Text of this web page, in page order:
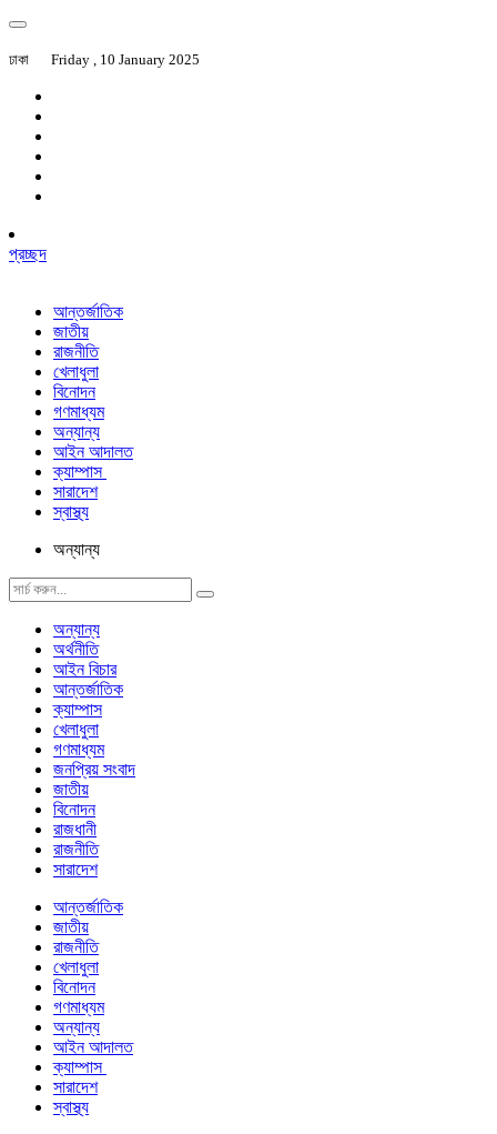
ঢাকা Friday , 10 January 2025
প্রচ্ছদ
আন্তর্জাতিক
জাতীয়
রাজনীতি
খেলাধুলা
বিনোদন
গণমাধ্যম
অন্যান্য
আইন আদালত
ক্যাম্পাস
সারাদেশ
স্বাস্থ্য
অন্যান্য
অন্যান্য
অর্থনীতি
আইন বিচার
আন্তর্জাতিক
ক্যাম্পাস
খেলাধুলা
গণমাধ্যম
জনপ্রিয় সংবাদ
জাতীয়
বিনোদন
রাজধানী
রাজনীতি
সারাদেশ
আন্তর্জাতিক
জাতীয়
রাজনীতি
খেলাধুলা
বিনোদন
গণমাধ্যম
অন্যান্য
আইন আদালত
ক্যাম্পাস
সারাদেশ
স্বাস্থ্য